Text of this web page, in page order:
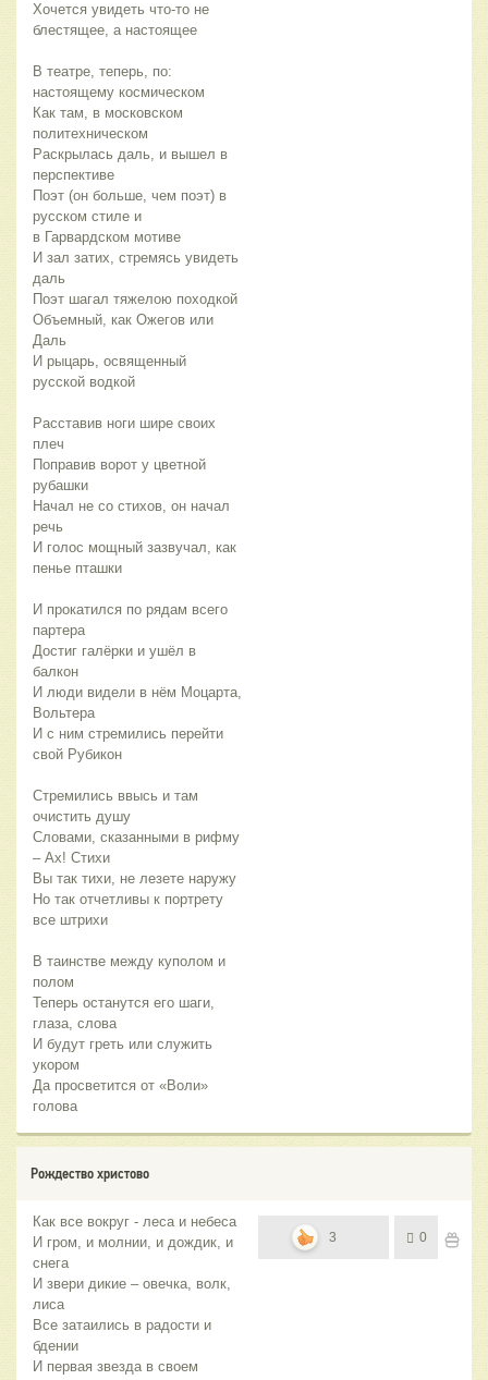
Хочется увидеть что-то не
блестящее, а настоящее
В театре, теперь, по:
настоящему космическом
Как там, в московском
политехническом
Раскрылась даль, и вышел в
перспективе
Поэт (он больше, чем поэт) в
русском стиле и
в Гарвардском мотиве
И зал затих, стремясь увидеть
даль
Поэт шагал тяжелою походкой
Объемный, как Ожегов или
Даль
И рыцарь, освященный
русской водкой
Расставив ноги шире своих
плеч
Поправив ворот у цветной
рубашки
Начал не со стихов, он начал
речь
И голос мощный зазвучал, как
пенье пташки
И прокатился по рядам всего
партера
Достиг галёрки и ушёл в
балкон
И люди видели в нём Моцарта,
Вольтера
И с ним стремились перейти
свой Рубикон
Стремились ввысь и там
очистить душу
Словами, сказанными в рифму
– Ах! Стихи
Вы так тихи, не лезете наружу
Но так отчетливы к портрету
все штрихи
В таинстве между куполом и
полом
Теперь останутся его шаги,
глаза, слова
И будут греть или служить
укором
Да просветится от «Воли»
голова
Рождество христово
Как все вокруг - леса и небеса
И гром, и молнии, и дождик, и
снега
И звери дикие – овечка, волк,
лиса
Все затаились в радости и
бдении
И первая звезда в своем
3 0